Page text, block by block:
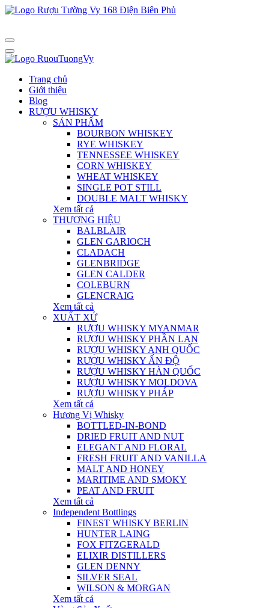
Trang chủ
Giới thiệu
Blog
RƯỢU WHISKY
SẢN PHẨM
BOURBON WHISKEY
RYE WHISKEY
TENNESSEE WHISKEY
CORN WHISKEY
WHEAT WHISKEY
SINGLE POT STILL
DOUBLE MALT WHISKY
Xem tất cả
THƯƠNG HIỆU
BALBLAIR
GLEN GARIOCH
CLADACH
GLENBRIDGE
GLEN CALDER
COLEBURN
GLENCRAIG
Xem tất cả
XUẤT XỨ
RƯỢU WHISKY MYANMAR
RƯỢU WHISKY PHẦN LAN
RƯỢU WHISKY ANH QUỐC
RƯỢU WHISKY ẤN ĐỘ
RƯỢU WHISKY HÀN QUỐC
RƯỢU WHISKY MOLDOVA
RƯỢU WHISKY PHÁP
Xem tất cả
Hương Vị Whisky
BOTTLED-IN-BOND
DRIED FRUIT AND NUT
ELEGANT AND FLORAL
FRESH FRUIT AND VANILLA
MALT AND HONEY
MARITIME AND SMOKY
PEAT AND FRUIT
Xem tất cả
Independent Bottlings
FINEST WHISKY BERLIN
HUNTER LAING
FOX FITZGERALD
ELIXIR DISTILLERS
GLEN DENNY
SILVER SEAL
WILSON & MORGAN
Xem tất cả